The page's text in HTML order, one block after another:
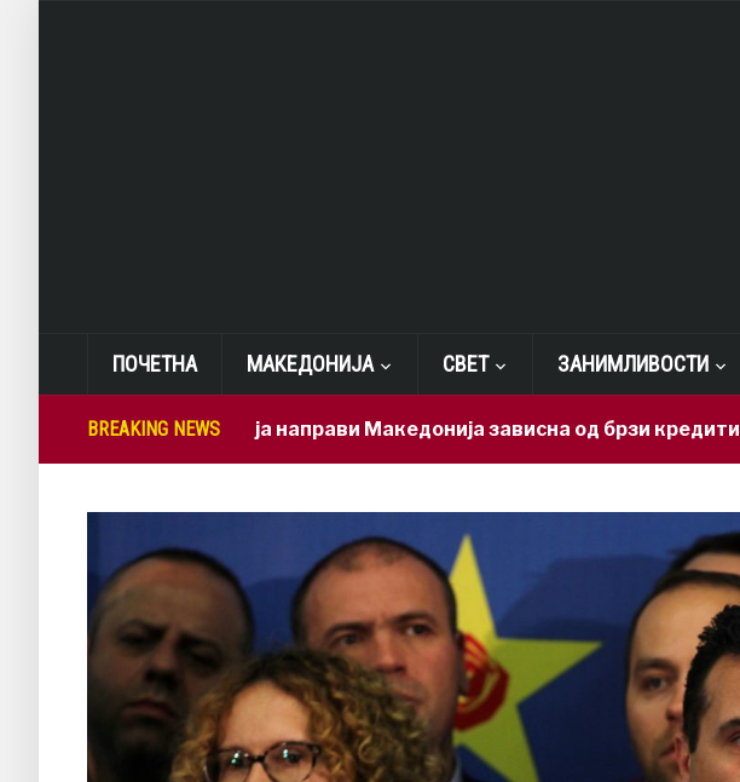
ПОЧЕТНА МАКЕДОНИЈА СВЕТ ЗАНИМЛИВОСТИ
BREAKING NEWS
Мицкоски ја направи Македонија зависна од брзи кредити –